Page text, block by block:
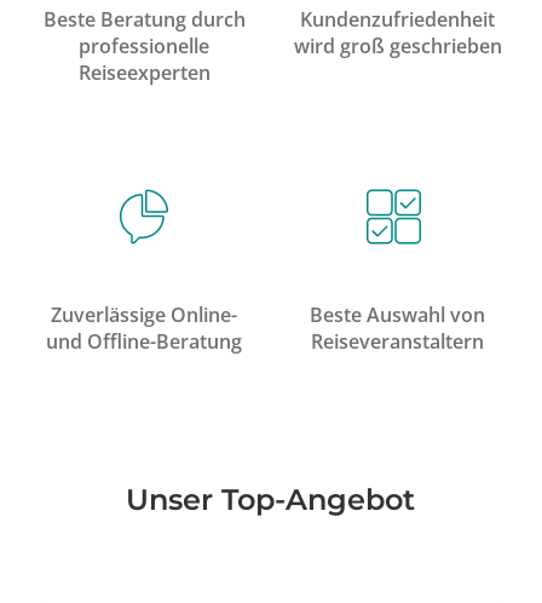
Beste Beratung durch
professionelle
Reiseexperten
Kundenzufriedenheit
wird groß geschrieben
Zuverlässige Online-
und Offline-Beratung
Beste Auswahl von
Reiseveranstaltern
Unser Top-Angebot